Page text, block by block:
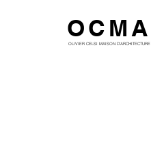
OCMA
OLIVIER CELSI MAISON D'ARCHITECTURE